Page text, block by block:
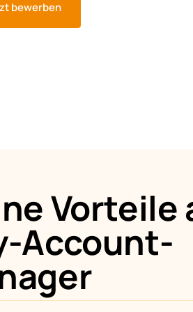
bewerben
Vorteile
Account-